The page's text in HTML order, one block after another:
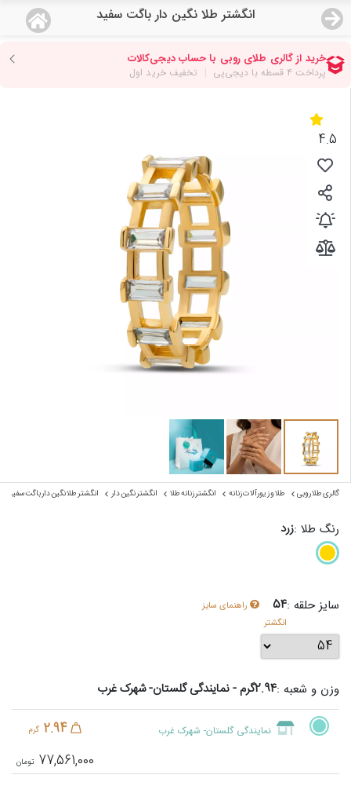
انگشتر طلا نگین دار باگت سفید
منو
صفحه اصلی
دسته بندی محصولات
نمایندگی ها
مجله روبی
درباره ما
4.5
گالری طلا روبی طلا و زیورآلات زنانه انگشتر زنانه طلا انگشتر نگین دار انگشتر طلا نگین دار باگت سفید
رنگ طلا :زرد
سایز حلقه :54
راهنمای سایز
انگشتر
وزن و شعبه :2.94گرم - نمایندگی گلستان- شهرک غرب
نمایندگی گلستان- شهرک غرب 2.94 گرم
77,561,000